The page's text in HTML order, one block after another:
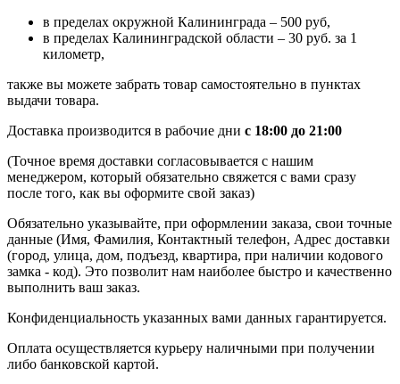
в пределах окружной Калининграда – 500 руб,
в пределах Калининградской области – 30 руб. за 1
километр,
также вы можете забрать товар самостоятельно в пунктах
выдачи товара.
Доставка производится в рабочие дни с 18:00 до 21:00
(Точное время доставки согласовывается с нашим
менеджером, который обязательно свяжется с вами сразу
после того, как вы оформите свой заказ)
Обязательно указывайте, при оформлении заказа, свои точные
данные (Имя, Фамилия, Контактный телефон, Адрес доставки
(город, улица, дом, подъезд, квартира, при наличии кодового
замка - код). Это позволит нам наиболее быстро и качественно
выполнить ваш заказ.
Конфиденциальность указанных вами данных гарантируется.
Оплата осуществляется курьеру наличными при получении
либо банковской картой.